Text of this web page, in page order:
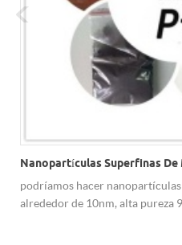
Nanopartículas Superfinas
podríamos hacer
alrededor de 10nm, alta pureza